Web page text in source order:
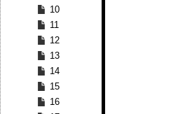
10
11
12
13
14
15
16